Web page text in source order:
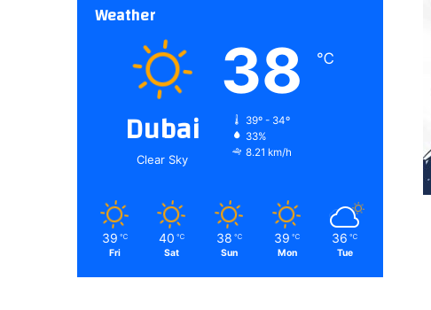
Weather
Dubai
Clear Sky
38 ℃
39º - 34º
33%
8.21 km/h
39 ℃
Fri
40 ℃
Sat
38 ℃
Sun
39 ℃
Mon
36 ℃
Tue